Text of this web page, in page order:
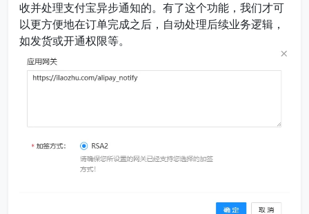
收并处理支付宝异步通知的。有了这个功能，我们才可
以更方便地在订单完成之后，自动处理后续业务逻辑，
如发货或开通权限等。